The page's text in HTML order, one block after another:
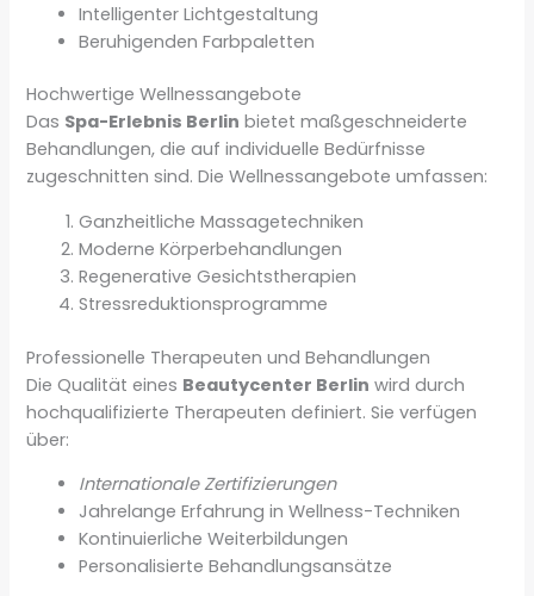
Intelligenter Lichtgestaltung
Beruhigenden Farbpaletten
Hochwertige Wellnessangebote
Das Spa-Erlebnis Berlin bietet maßgeschneiderte
Behandlungen, die auf individuelle Bedürfnisse
zugeschnitten sind. Die Wellnessangebote umfassen:
Ganzheitliche Massagetechniken
Moderne Körperbehandlungen
Regenerative Gesichtstherapien
Stressreduktionsprogramme
Professionelle Therapeuten und Behandlungen
Die Qualität eines Beautycenter Berlin wird durch
hochqualifizierte Therapeuten definiert. Sie verfügen
über:
Internationale Zertifizierungen
Jahrelange Erfahrung in Wellness-Techniken
Kontinuierliche Weiterbildungen
Personalisierte Behandlungsansätze